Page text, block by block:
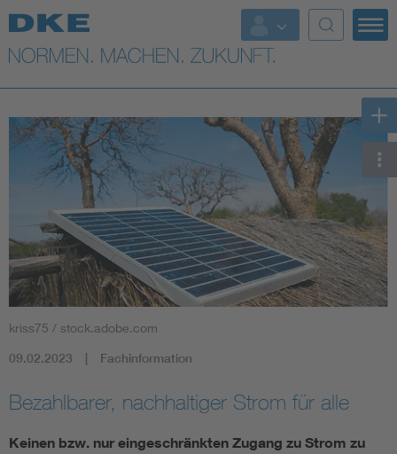
Top-Themen
VDE Fokusthemen
Digital Security
Energy
Health
Industry
Mobility
Smart Cities
kriss75 / stock.adobe.com
09.02.2023 Fachinformation
Bezahlbarer, nachhaltiger Strom für alle
Keinen bzw. nur eingeschränkten Zugang zu Strom zu